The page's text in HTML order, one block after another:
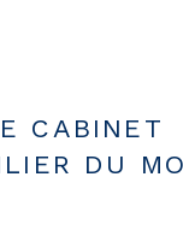
CABINET
DU